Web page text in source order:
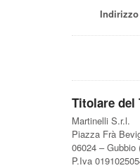
Titolare del
Martinelli S.r.l.
Piazza Frà
06024 – Gubbio
P.Iva